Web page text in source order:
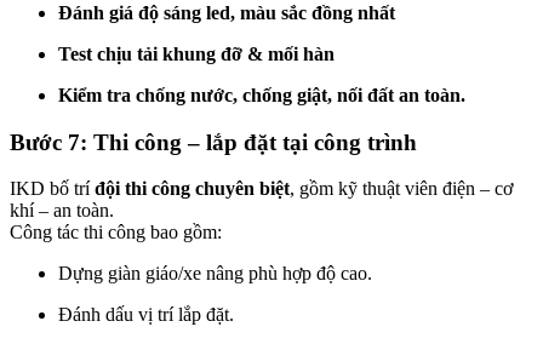
Đánh giá độ sáng led, màu sắc đồng nhất
Test chịu tải khung đỡ & mối hàn
Kiểm tra chống nước, chống giật, nối đất an toàn.
Bước 7: Thi công – lắp đặt tại công trình
IKD bố tríđội thi công chuyên biệt, gồm kỹ thuật viên điện – cơ
khí – an toàn.
Công tác thi công bao gồm:
Dựng giàn giáo/xe nâng phù hợp độ cao.
Đánh dấu vị trí lắp đặt.